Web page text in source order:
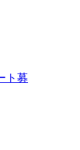
ト募